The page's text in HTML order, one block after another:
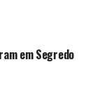
em Segredo